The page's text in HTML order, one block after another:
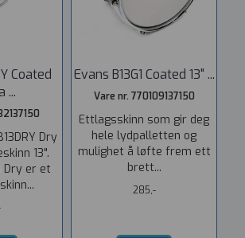
Coated
...
Dry
13".
Dry er et
Evans B13G1 Coated 13" ...
Vare nr. 770109137150
Ettlagsskinn som gir deg
hele lydpalletten og
mulighet å løfte frem ett
brett...
285,-